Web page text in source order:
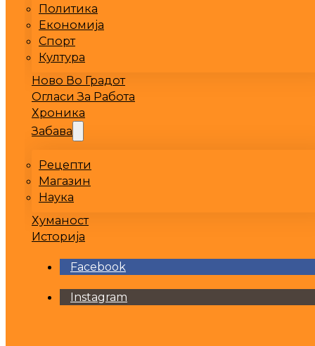
Политика
Економија
Спорт
Култура
Ново Во Градот
Огласи За Работа
Хроника
Забава
Рецепти
Магазин
Наука
Хуманост
Историја
Facebook
Instagram